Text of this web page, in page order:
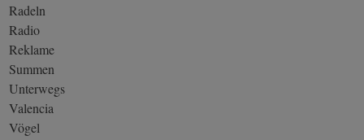
Radeln
Radio
Reklame
Summen
Unterwegs
Valencia
Vögel